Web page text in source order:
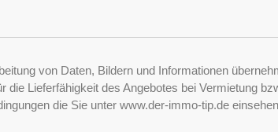
von Daten, Bildern und Informationen
die Lieferfähigkeit des Angebotes bei Vermietung
die Sie unter www.der-immo-tip.de